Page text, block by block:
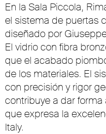
En la Sala Piccola,
el sistema de puertas
diseñado por
El vidrio con fibra
que el acabado
de los materiales. El
con precisión y rigor
contribuye a dar
que expresa la
Italy.